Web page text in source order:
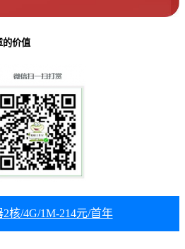
的价值
核/4G/1M-214元/首年